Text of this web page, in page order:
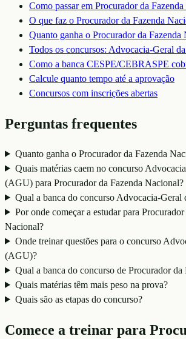
Como passar em Procurador da
O que faz o Procurador da Fazenda
Quanto ganha o Procurador da Fazenda
Todos os concursos: Advocacia-Geral
Como a banca CESPE/CEBRASPE
Calcule quanto tempo até a aprovação
Concursos com inscrições abertas
Perguntas frequentes
Quanto ganha o Procurador da Fazenda
Quais matérias caem no concurso
(AGU) para Procurador da Fazenda Nacional?
Qual a banca do concurso Advocacia-
Por onde começar a estudar para Procurador
Nacional?
Onde treinar questões para o concurso
(AGU)?
Qual a banca do concurso de Procurador da
Quais matérias têm mais peso na prova?
Quais são as etapas do concurso?
Comece a treinar para